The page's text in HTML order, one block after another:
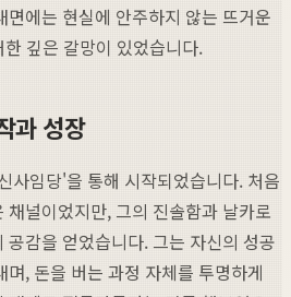
에는 현실에 안주하지 않는 뜨거운
깊은 갈망이 있었습니다.
과 성장
사임당'을 통해 시작되었습니다. 처음
널이었지만, 그의 진솔함과 날카로
감을 얻었습니다. 그는 자신의 성공
, 돈을 버는 과정 자체를 투명하게